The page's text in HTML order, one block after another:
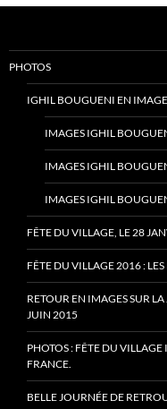
PHOTOS
IGHIL BOUGUENI EN
IMAGES IGHIL
IMAGES IGHIL
IMAGES IGHIL
FÊTE DU VILLAGE, LE 28
FÊTE DU VILLAGE 2016 : LES
RETOUR EN IMAGES SUR
JUIN 2015
PHOTOS : FÊTE DU
FRANCE.
BELLE JOURNÉE DE